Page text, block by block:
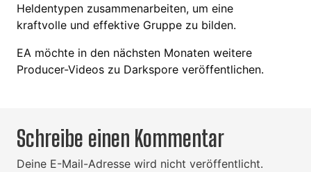
Heldentypen zusammenarbeiten, um eine
kraftvolle und effektive Gruppe zu bilden.
EA möchte in den nächsten Monaten weitere
Producer-Videos zu Darkspore veröffentlichen.
Schreibe einen Kommentar
Deine E-Mail-Adresse wird nicht veröffentlicht.